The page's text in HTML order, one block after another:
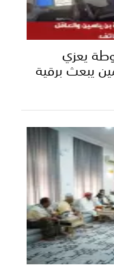
يعزي
يبعث برقية